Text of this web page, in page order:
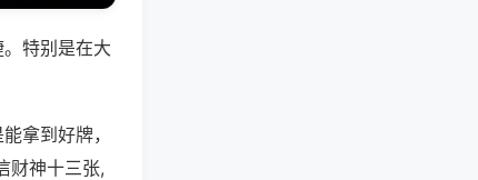
特别是在大
拿到好牌，
财神十三张,